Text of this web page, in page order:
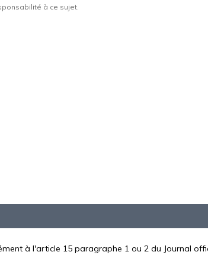
à ce sujet.
à l'article 15 paragraphe 1 ou 2 du Journal